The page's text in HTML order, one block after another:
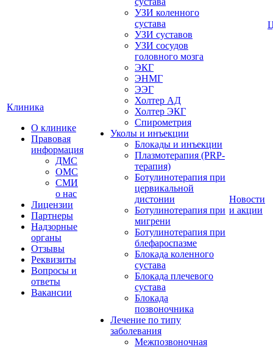
Клиника
О клинике
Правовая
информация
ДМС
ОМС
СМИ
о нас
Лицензии
Партнеры
Надзорные
органы
Отзывы
Реквизиты
Вопросы и
ответы
Вакансии
УЗИ коленного
сустава
УЗИ суставов
УЗИ сосудов
головного мозга
ЭКГ
ЭНМГ
ЭЭГ
Холтер АД
Холтер ЭКГ
Спирометрия
Уколы и инъекции
Блокады и инъекции
Плазмотерапия (PRP-
терапия)
Ботулинотерапия при
цервикальной
дистонии
Ботулинотерапия при
мигрени
Ботулинотерапия при
блефароспазме
Блокада коленного
сустава
Блокада плечевого
сустава
Блокада
позвоночника
Лечение по типу
заболевания
Межпозвоночная
Новости
и акции